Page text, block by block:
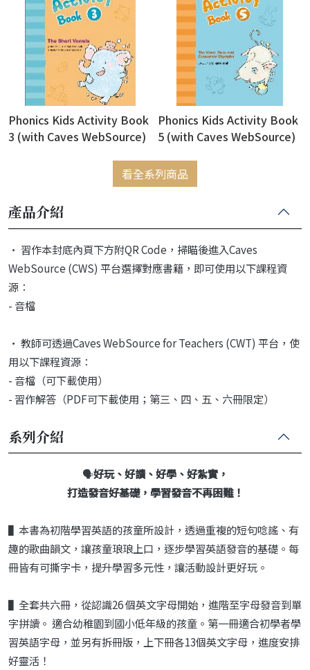
Phonics Kids Activity Book
3 (with Caves WebSource)
Phonics Kids Activity Book
5 (with Caves WebSource)
看全系列商品
產品介紹
• 習作本封底內頁下方附QR Code，掃瞄後進入Caves
WebSource (CWS) 平台選擇對應書籍，即可使用以下課程資
源：
- 音檔
• 教師可透過Caves WebSource for Teachers (CWT) 平台，使
用以下課程資源：
- 音檔（可下載使用）
- 習作解答（PDF可下載使用；第三、四、五、六冊限定）
系列介紹
🗣️好玩、好讀、好學、好紮實，
打造發音好基礎，學習發音不再困難！
▌本書為初階學習英語的孩童所設計，透過重複的短句唸謠、有
趣的歌曲韻文，讓孩童琅琅上口，逐步學習英語發音的基礎。每
冊皆有可撕字卡，提升學習多元性，讓活動設計更好玩。
▌全套共六冊，從認識26 個英文字母開始，進階至字母發音到單
字拼讀。 適合幼稚園到國小低年級的孩童。第一冊適合初學者學
習英語字母，並另有拆冊版，上下冊各13個英文字母，進度安排
好靈活！